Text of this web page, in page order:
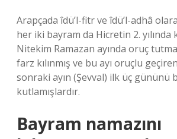
Arapçada îdü’l-fitr ve îdü’l-adhâ
her iki bayram da Hicretin 2. yılında
Nitekim Ramazan ayında oruç
farz kılınmış ve bu ayı oruçlu
sonraki ayın (Şevval) ilk üç gününü
kutlamışlardır.
Bayram namazını